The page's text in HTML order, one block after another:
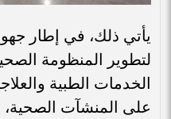
يأتي ذلك، في إطار
لتطوير المنظومة
الخدمات الطبية
على المنشآت